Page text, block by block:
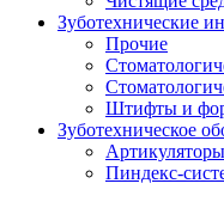
Зуботехнические
Прочие
Штифты и
Зуботехническое
Артикуляторы
Пиндекс-